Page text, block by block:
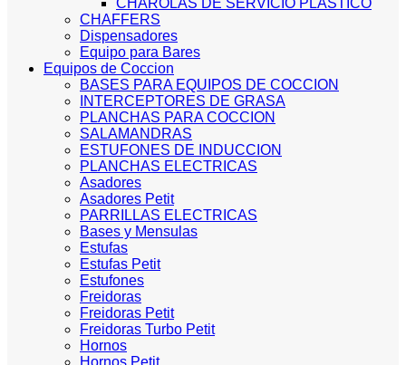
CHAROLAS DE SERVICIO PLASTICO
CHAFFERS
Dispensadores
Equipo para Bares
Equipos de Coccion
BASES PARA EQUIPOS DE COCCION
INTERCEPTORES DE GRASA
PLANCHAS PARA COCCION
SALAMANDRAS
ESTUFONES DE INDUCCION
PLANCHAS ELECTRICAS
Asadores
Asadores Petit
PARRILLAS ELECTRICAS
Bases y Mensulas
Estufas
Estufas Petit
Estufones
Freidoras
Freidoras Petit
Freidoras Turbo Petit
Hornos
Hornos Petit